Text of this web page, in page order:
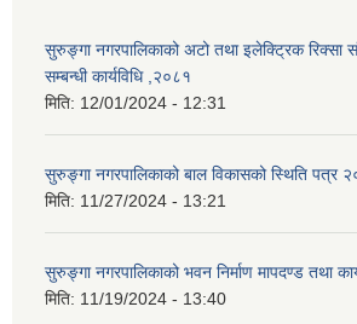
सुरुङ्गा नगरपालिकाको अटो तथा इलेक्ट्रिक रिक्सा
सम्बन्धी कार्यविधि ,२०८१
मिति: 12/01/2024 - 12:31
सुरुङ्गा नगरपालिकाको बाल विकासको स्थिति पत्र
मिति: 11/27/2024 - 13:21
सुरुङ्गा नगरपालिकाको भवन निर्माण मापदण्ड तथा
मिति: 11/19/2024 - 13:40